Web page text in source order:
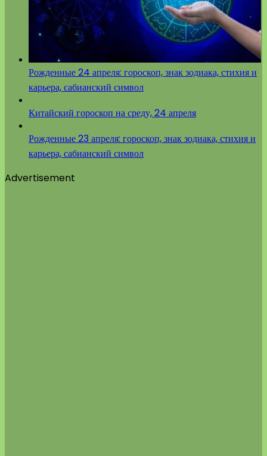
Рожденные 24 апреля: гороскоп, знак зодиака, стихия и
карьера, сабианский символ
Китайский гороскоп на среду, 24 апреля
Рожденные 23 апреля: гороскоп, знак зодиака, стихия и
карьера, сабианский символ
Advertisement